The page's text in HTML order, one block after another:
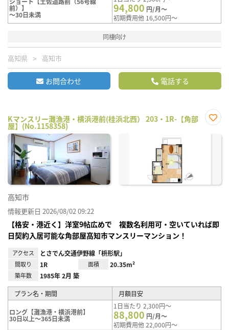
前）】
～30日未満
94,800 円/月～
初期費用他 16,500円～
同棲向け
高知県 高知市
お問合わせ 電話する
Kマンスリー灘漁港・横浜港前(桂浜北西） 203・1R-【角部
屋】(No.1158358)
に入
高知市
情報更新日 2026/08/02 09:22
【格安・港近く】洋室9帖広めで 複数名利用可・空いていれば即
日契約入居可能な角部屋高知市マンスリーマンション！
アクセス とさでん交通伊野線「枡形駅」
間取り 1R 面積 20.35m²
築年数 1985年 2月 築
プラン名・期間 月額目安
ロング【灘漁港・横浜港前】
30日以上～365日未満
1日当たり 2,300円～
88,800 円/月～
初期費用他 22,000円～